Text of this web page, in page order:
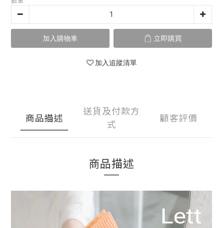
加入購物車 立即購買
加入追蹤清單
商品描述
送貨及付款方
式
顧客評價
商品描述